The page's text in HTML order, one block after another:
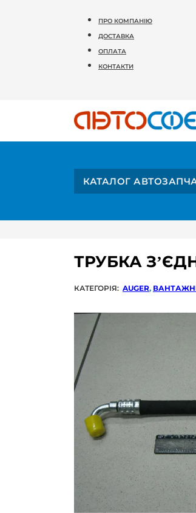
ПРО КОМПАНІЮ
ДОСТАВКА
ОПЛАТА
КОНТАКТИ
КАТАЛОГ
ТРУБКА
КАТЕГОРІЯ: AUGER,